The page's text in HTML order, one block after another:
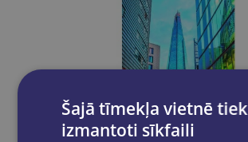
Šajā tīmekļa vietnē tiek
izmantoti sīkfaili